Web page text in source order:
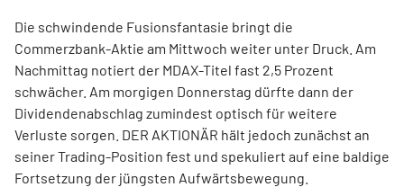
Die schwindende Fusionsfantasie bringt die
Commerzbank-Aktie am Mittwoch weiter unter Druck. Am
Nachmittag notiert der MDAX-Titel fast 2,5 Prozent
schwächer. Am morgigen Donnerstag dürfte dann der
Dividendenabschlag zumindest optisch für weitere
Verluste sorgen. DER AKTIONÄR hält jedoch zunächst an
seiner Trading-Position fest und spekuliert auf eine baldige
Fortsetzung der jüngsten Aufwärtsbewegung.